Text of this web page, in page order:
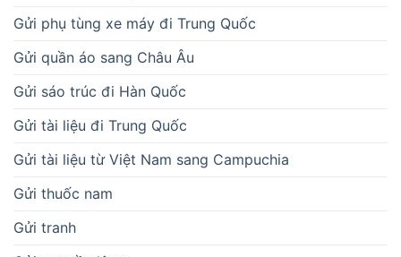
Gửi phụ tùng xe máy đi Trung Quốc
Gửi quần áo sang Châu Âu
Gửi sáo trúc đi Hàn Quốc
Gửi tài liệu đi Trung Quốc
Gửi tài liệu từ Việt Nam sang Campuchia
Gửi thuốc nam
Gửi tranh